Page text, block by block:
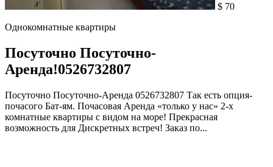
$ 70
Однокомнатные квартиры
Посуточно Посуточно-
Аренда!0526732807
Посуточно Посуточно-Аренда 0526732807 Так есть опция-
почасого Бат-ям. Почасовая Аренда «только у нас» 2-х
комнатные квартиры с видом на море! Прекрасная
возможность для Дискретных встреч! Заказ по...